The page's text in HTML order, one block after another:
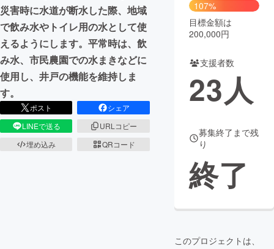
CAMPFIRE for Social Good
CAMPFIRE Creation
CAMPFIREふるさと納税machi-ya
災害時に水道が断水した際、地域
で飲み水やトイレ用の水として使
えるようにします。平常時は、飲
み水、市民農園での水まきなどに
使用し、井戸の機能を維持しま
す。
ポスト
シェア
LINEで送る
URLコピー
埋め込み
QRコード
107%
目標金額は
200,000円
支援者数
23人
募集終了まで残
り
終了
このプロジェクトは、